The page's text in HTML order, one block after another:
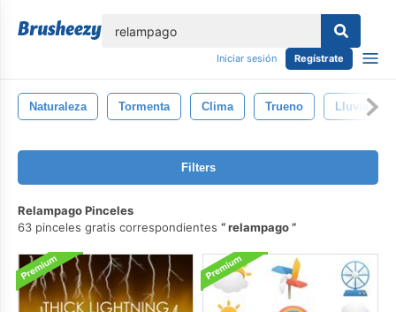
Iniciar sesión Regístrate
Naturaleza Tormenta Clima Trueno Lluvia
Filters
Relampago Pinceles
63 pinceles gratis correspondientes
relampago